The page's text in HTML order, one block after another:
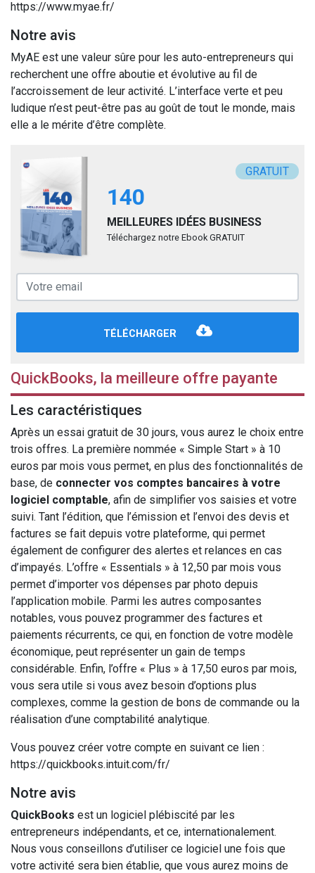
https://www.myae.fr/
Notre avis
MyAE est une valeur sûre pour les auto-entrepreneurs qui
recherchent une offre aboutie et évolutive au fil de
l’accroissement de leur activité. L’interface verte et peu
ludique n’est peut-être pas au goût de tout le monde, mais
elle a le mérite d’être complète.
GRATUIT
140
MEILLEURES IDÉES BUSINESS
Téléchargez notre Ebook GRATUIT
TÉLÉCHARGER
QuickBooks, la meilleure offre payante
Les caractéristiques
Après un essai gratuit de 30 jours, vous aurez le choix entre
trois offres. La première nommée « Simple Start » à 10
euros par mois vous permet, en plus des fonctionnalités de
base, de connecter vos comptes bancaires à votre
logiciel comptable, afin de simplifier vos saisies et votre
suivi. Tant l’édition, que l’émission et l’envoi des devis et
factures se fait depuis votre plateforme, qui permet
également de configurer des alertes et relances en cas
d’impayés. L’offre « Essentials » à 12,50 par mois vous
permet d’importer vos dépenses par photo depuis
l’application mobile. Parmi les autres composantes
notables, vous pouvez programmer des factures et
paiements récurrents, ce qui, en fonction de votre modèle
économique, peut représenter un gain de temps
considérable. Enfin, l’offre « Plus » à 17,50 euros par mois,
vous sera utile si vous avez besoin d’options plus
complexes, comme la gestion de bons de commande ou la
réalisation d’une comptabilité analytique.
Vous pouvez créer votre compte en suivant ce lien :
https://quickbooks.intuit.com/fr/
Notre avis
QuickBooks est un logiciel plébiscité par les
entrepreneurs indépendants, et ce, internationalement.
Nous vous conseillons d’utiliser ce logiciel une fois que
votre activité sera bien établie, que vous aurez moins de